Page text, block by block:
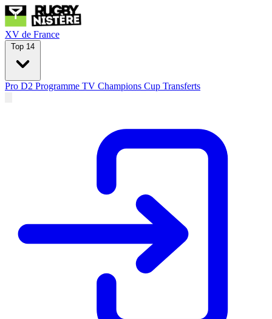
XV de France
Top 14
Pro D2 Programme TV Champions Cup Transferts